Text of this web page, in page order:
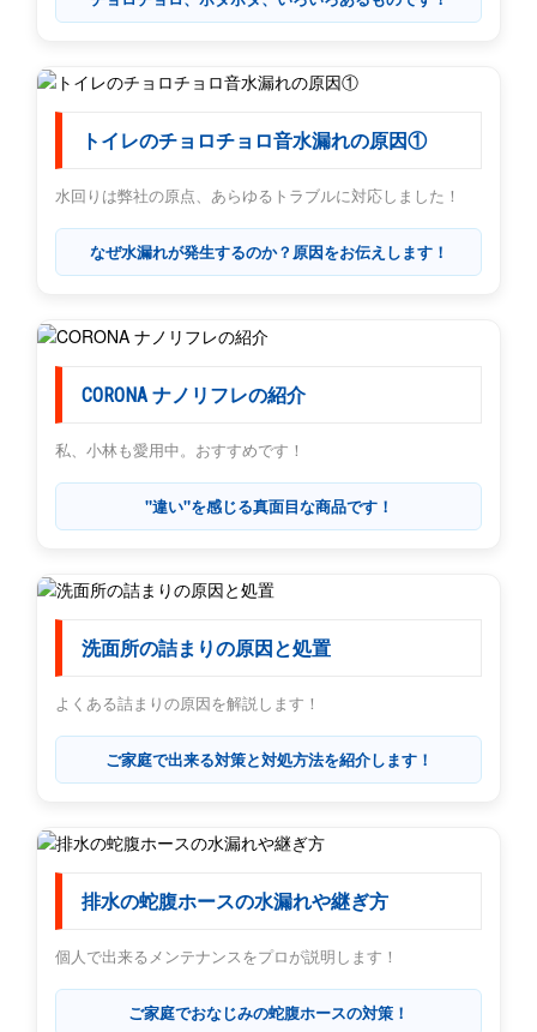
トイレのチョロチョロ音水漏れの原因①
水回りは弊社の原点、あらゆるトラブルに対応しました！
なぜ水漏れが発生するのか？原因をお伝えします！
CORONA ナノリフレの紹介
私、小林も愛用中。おすすめです！
"違い"を感じる真面目な商品です！
洗面所の詰まりの原因と処置
よくある詰まりの原因を解説します！
ご家庭で出来る対策と対処方法を紹介します！
排水の蛇腹ホースの水漏れや継ぎ方
個人で出来るメンテナンスをプロが説明します！
ご家庭でおなじみの蛇腹ホースの対策！